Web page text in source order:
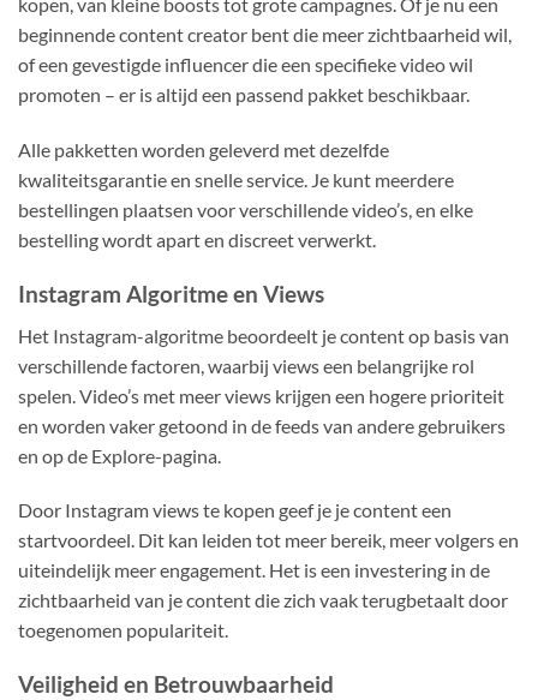
kopen, van kleine boosts tot grote campagnes. Of je nu een
beginnende content creator bent die meer zichtbaarheid wil,
of een gevestigde influencer die een specifieke video wil
promoten – er is altijd een passend pakket beschikbaar.
Alle pakketten worden geleverd met dezelfde
kwaliteitsgarantie en snelle service. Je kunt meerdere
bestellingen plaatsen voor verschillende video’s, en elke
bestelling wordt apart en discreet verwerkt.
Instagram Algoritme en Views
Het Instagram-algoritme beoordeelt je content op basis van
verschillende factoren, waarbij views een belangrijke rol
spelen. Video’s met meer views krijgen een hogere prioriteit
en worden vaker getoond in de feeds van andere gebruikers
en op de Explore-pagina.
Door Instagram views te kopen geef je je content een
startvoordeel. Dit kan leiden tot meer bereik, meer volgers en
uiteindelijk meer engagement. Het is een investering in de
zichtbaarheid van je content die zich vaak terugbetaalt door
toegenomen populariteit.
Veiligheid en Betrouwbaarheid